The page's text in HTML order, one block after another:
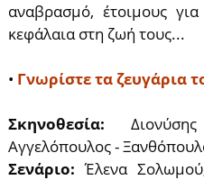
αναβρασμό, έτοιμους
κεφάλαια στη ζωή τους...
• Γνωρίστε τα ζευγάρια
Σκηνοθεσία:
Αγγελόπουλος -
Σενάριο:Έλενα